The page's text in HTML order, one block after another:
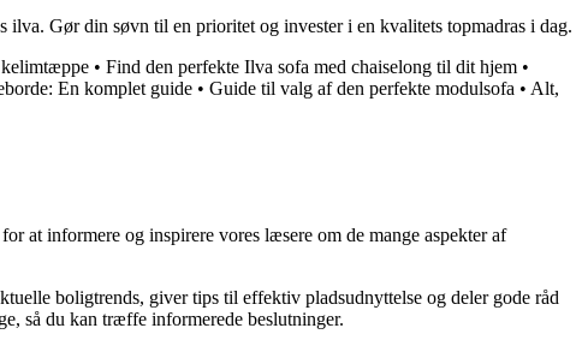
ilva. Gør din søvn til en prioritet og invester i en kvalitets topmadras i dag.
• Find den perfekte Ilva sofa med chaiselong til dit hjem •
En komplet guide • Guide til valg af den perfekte modulsofa • Alt,
at informere og inspirere vores læsere om de mange aspekter af
boligtrends, giver tips til effektiv pladsudnyttelse og deler gode råd
så du kan træffe informerede beslutninger.